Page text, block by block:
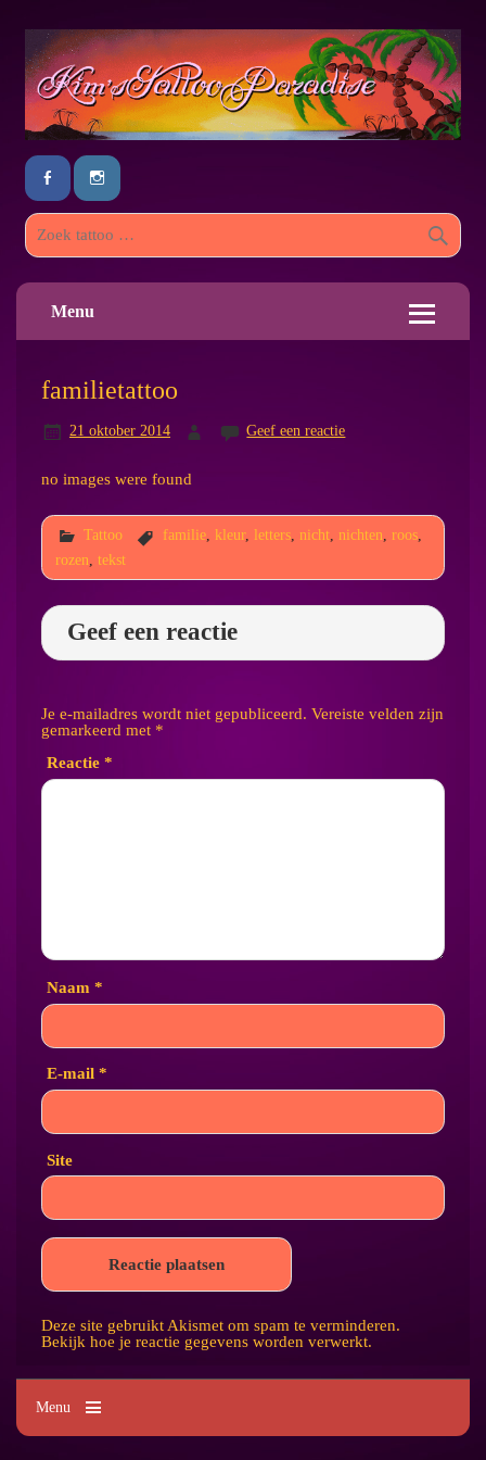
Menu
familietattoo
21 oktober 2014 Geef een reactie
no images were found
Tattoo familie, kleur, letters, nicht, nichten roos,
rozen tekst
Geef een reactie
Je e-mailadres wordt niet gepubliceerd. Vereiste velden zijn
gemarkeerd met *
Reactie *
Naam *
E-mail *
Site
Deze site gebruikt Akismet om spam te verminderen.
Bekijk hoe je reactie gegevens worden verwerkt.
Menu